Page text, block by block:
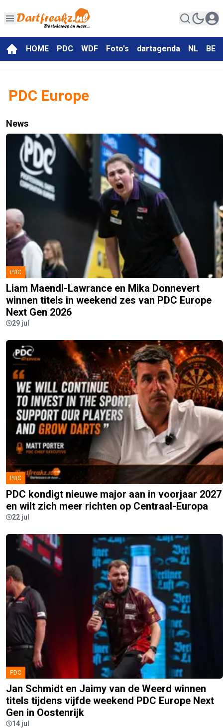
HOME PDC WDF Foto's dartagenda NL BE
PDC Europe
News
PDC
Liam Maendl-Lawrance en Mika Donnevert
winnen titels in weekend zes van PDC Europe
Next Gen 2026
29 jul
PDC
PDC kondigt nieuwe major aan in voorjaar 2027
en wilt zich meer richten op Centraal-Europa
22 jul
PDC
Jan Schmidt en Jaimy van de Weerd winnen
titels tijdens vijfde weekend PDC Europe Next
Gen in Oostenrijk
14 jul